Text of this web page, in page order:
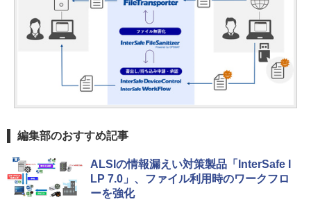
編集部のおすすめ記事
ALSIの情報漏えい対策製品「InterSafe I
LP 7.0」、ファイル利用時のワークフロ
ーを強化